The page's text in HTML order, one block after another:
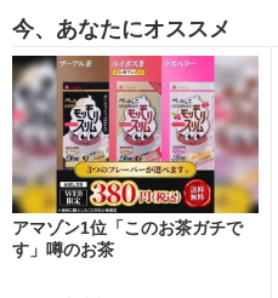
今、あなたにオススメ
アマゾン1位「このお茶ガチで
す」噂のお茶